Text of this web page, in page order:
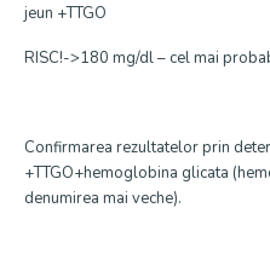
jeun +TTGO
RISC!->180 mg/dl – cel mai
Confirmarea rezultatelor prin
+TTGO+hemoglobina glicata
denumirea mai veche).